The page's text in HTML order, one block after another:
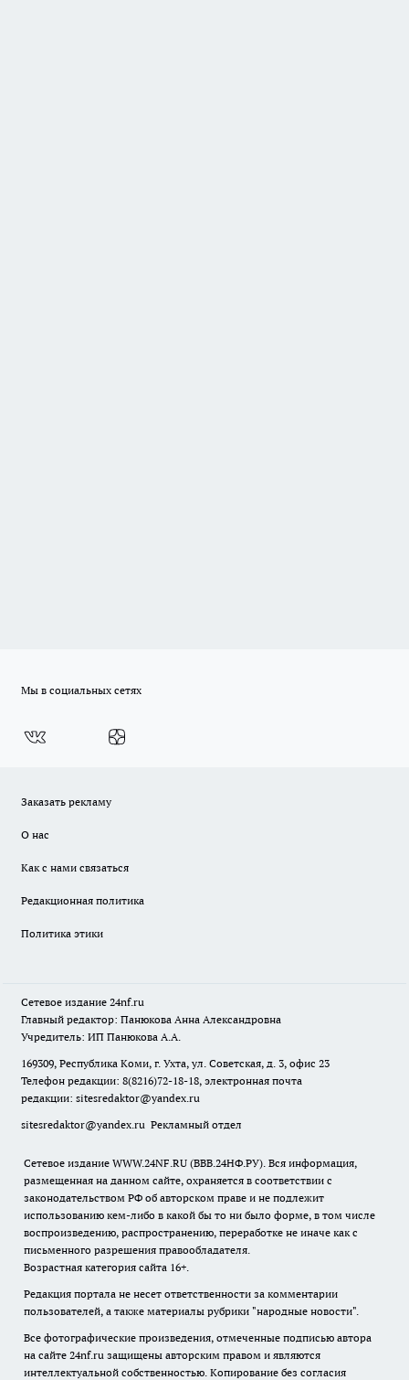
Мы в социальных сетях
Заказать рекламу
О нас
Как с нами связаться
Редакционная политика
Политика этики
Сетевое издание 24nf.ru
Главный редактор: Панюкова Анна Александровна
Учредитель: ИП Панюкова А.А.
169309, Республика Коми, г. Ухта, ул. Советская, д. 3, офис 23
Телефон редакции: 8(8216)72-18-18, электронная почта
редакции: sitesredaktor@yandex.ru
sitesredaktor@yandex.ru Рекламный отдел
Сетевое издание WWW.24NF.RU (ВВВ.24НФ.РУ). Вся информация,
размещенная на данном сайте, охраняется в соответствии с
законодательством РФ об авторском праве и не подлежит
использованию кем-либо в какой бы то ни было форме, в том числе
воспроизведению, распространению, переработке не иначе как с
письменного разрешения правообладателя.
Возрастная категория сайта 16+.
Редакция портала не несет ответственности за комментарии
пользователей, а также материалы рубрики "народные новости".
Все фотографические произведения, отмеченные подписью автора
на сайте 24nf.ru защищены авторским правом и являются
интеллектуальной собственностью. Копирование без согласия